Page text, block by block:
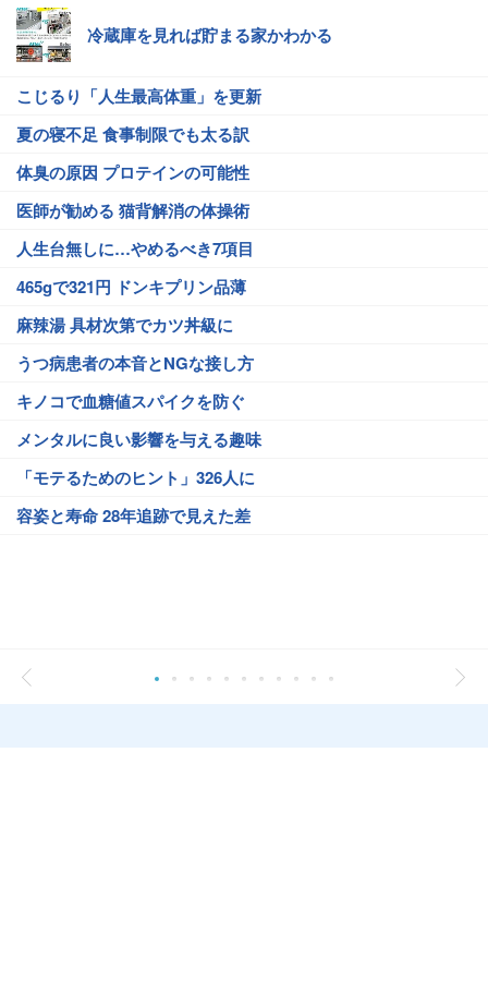
冷蔵庫を見れば貯まる家かわかる
こじるり「人生最高体重」を更新
夏の寝不足 食事制限でも太る訳
体臭の原因 プロテインの可能性
医師が勧める 猫背解消の体操術
人生台無しに…やめるべき7項目
465gで321円 ドンキプリン品薄
麻辣湯 具材次第でカツ丼級に
うつ病患者の本音とNGな接し方
キノコで血糖値スパイクを防ぐ
メンタルに良い影響を与える趣味
「モテるためのヒント」326人に
容姿と寿命 28年追跡で見えた差